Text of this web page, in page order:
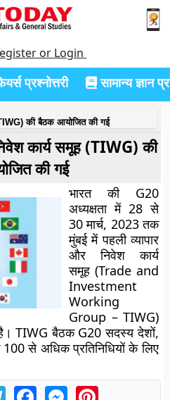
or Login
प्रश्नोत्तरी सामान्य ज्ञान
की बैठक आयोजित की गई
कार्य समूह (TIWG) की
की गई
भारत की G20
अध्यक्षता में 28 से
30 मार्च, 2023 तक
मुंबई में पहली व्यापार
और निवेश कार्य
समूह (Trade and
Investment
Working
Group – TIWG)
TIWG बैठक G20 सदस्य देशों,
से अधिक प्रतिनिधियों के लिए
TelegramFacebookMessengerPinterest